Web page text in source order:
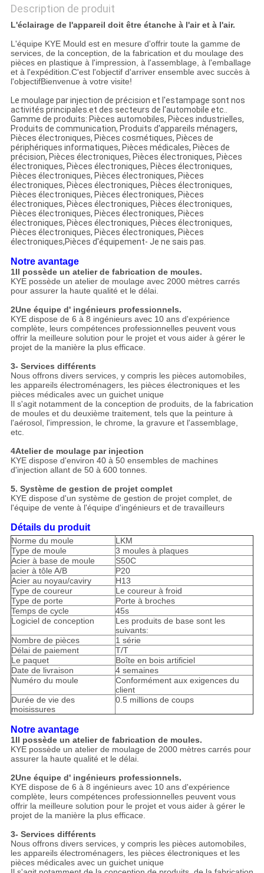
Description de produit
L'éclairage de l'appareil doit être étanche à l'air et à l'air.
L'équipe KYE Mould est en mesure d'offrir toute la gamme de
services, de la conception, de la fabrication et du moulage des
pièces en plastique à l'impression, à l'assemblage, à l'emballage
et à l'expédition.C'est l'objectif d'arriver ensemble avec succès à
l'objectifBienvenue à votre visite!
Le moulage par injection de précision et l'estampage sont nos
activités principales.et des secteurs de l'automobile etc..
Gamme de produits: Pièces automobiles, Pièces industrielles,
Produits de communication, Produits d'appareils ménagers,
Pièces électroniques, Pièces cosmétiques, Pièces de
périphériques informatiques, Pièces médicales, Pièces de
précision, Pièces électroniques, Pièces électroniques, Pièces
électroniques, Pièces électroniques, Pièces électroniques,
Pièces électroniques, Pièces électroniques, Pièces
électroniques, Pièces électroniques, Pièces électroniques,
Pièces électroniques, Pièces électroniques, Pièces
électroniques, Pièces électroniques, Pièces électroniques,
Pièces électroniques, Pièces électroniques, Pièces
électroniques, Pièces électroniques, Pièces électroniques,
Pièces électroniques, Pièces électroniques, Pièces
électroniques,Pièces d'équipement- Je ne sais pas.
Notre avantage
1Il possède un atelier de fabrication de moules.
KYE possède un atelier de moulage avec 2000 mètres carrés
pour assurer la haute qualité et le délai.
2Une équipe d' ingénieurs professionnels.
KYE dispose de 6 à 8 ingénieurs avec 10 ans d'expérience
complète, leurs compétences professionnelles peuvent vous
offrir la meilleure solution pour le projet et vous aider à gérer le
projet de la manière la plus efficace.
3- Services différents
Nous offrons divers services, y compris les pièces automobiles,
les appareils électroménagers, les pièces électroniques et les
pièces médicales avec un guichet unique
Il s'agit notamment de la conception de produits, de la fabrication
de moules et du deuxième traitement, tels que la peinture à
l'aérosol, l'impression, le chrome, la gravure et l'assemblage,
etc.
4Atelier de moulage par injection
KYE dispose d'environ 40 à 50 ensembles de machines
d'injection allant de 50 à 600 tonnes.
5. Système de gestion de projet complet
KYE dispose d'un système de gestion de projet complet, de
l'équipe de vente à l'équipe d'ingénieurs et de travailleurs
Détails du produit
Norme du moule
LKM
Type de moule
3 moules à plaques
Acier à base de moule
S50C
acier à tôle A/B
P20
Acier au noyau/caviry
H13
Type de coureur
Le coureur à froid
Type de porte
Porte à broches
Temps de cycle
45s
Logiciel de conception
Les produits de base sont les
suivants:
Nombre de pièces
1 série
Délai de paiement
T/T
Le paquet
Boîte en bois artificiel
Date de livraison
4 semaines
Numéro du moule
Conformément aux exigences du
client
Durée de vie des
moisissures
0.5 millions de coups
Notre avantage
1Il possède un atelier de fabrication de moules.
KYE possède un atelier de moulage de 2000 mètres carrés pour
assurer la haute qualité et le délai.
2Une équipe d' ingénieurs professionnels.
KYE dispose de 6 à 8 ingénieurs avec 10 ans d'expérience
complète, leurs compétences professionnelles peuvent vous
offrir la meilleure solution pour le projet et vous aider à gérer le
projet de la manière la plus efficace.
3- Services différents
Nous offrons divers services, y compris les pièces automobiles,
les appareils électroménagers, les pièces électroniques et les
pièces médicales avec un guichet unique